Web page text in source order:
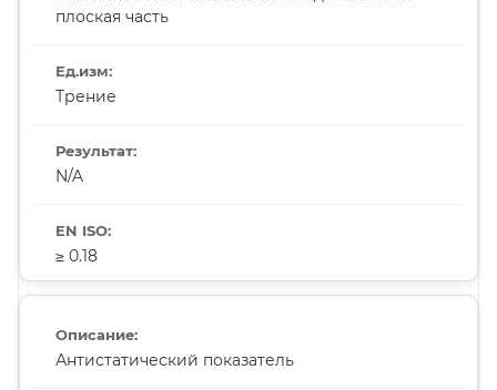
плоская часть
Трение
N/A
≥ 0.18
Антистатический показатель